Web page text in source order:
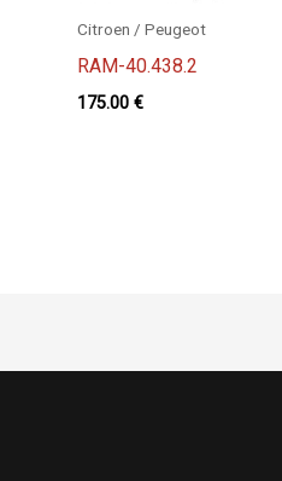
Citroen / Peugeot
RAM-40.438.2
175.00 €